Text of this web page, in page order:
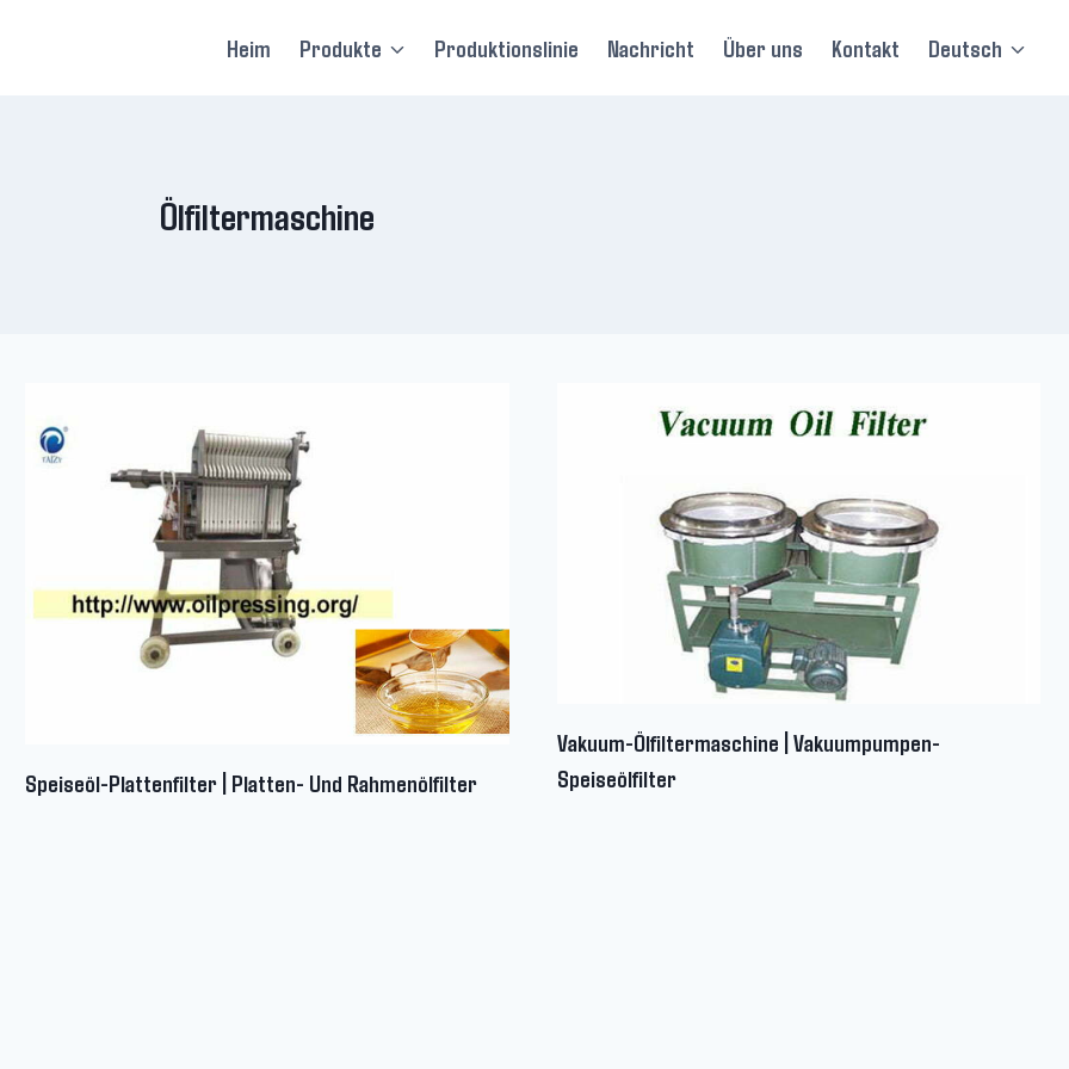
Heim Produkte Produktionslinie Nachricht Über uns Kontakt Deutsch
Ölfiltermaschine
Speiseöl-Plattenfilter | Platten- Und Rahmenölfilter
Vakuum-Ölfiltermaschine | Vakuumpumpen-
Speiseölfilter